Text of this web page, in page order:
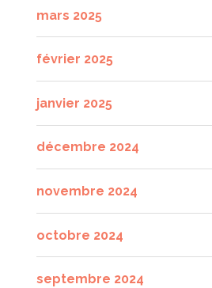
mars 2025
février 2025
janvier 2025
décembre 2024
novembre 2024
octobre 2024
septembre 2024